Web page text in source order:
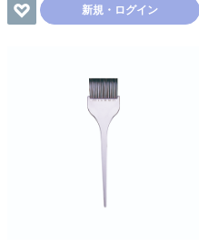
新規・ログイン